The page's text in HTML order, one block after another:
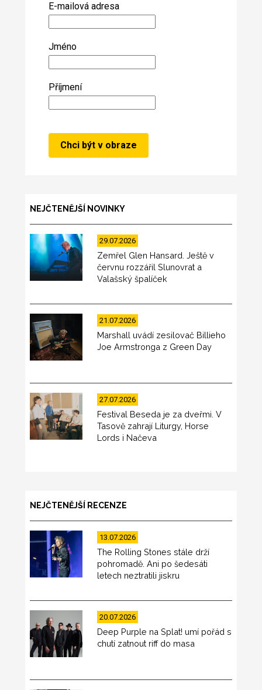
E-mailová adresa
Jméno
Příjmení
NEJČTENĚJŠÍ NOVINKY
29.07.2026
Zemřel Glen Hansard. Ještě v
červnu rozzářil Slunovrat a
Valašský špalíček
21.07.2026
Marshall uvádí zesilovač Billieho
Joe Armstronga z Green Day
27.07.2026
Festival Beseda je za dveřmi. V
Tasově zahrají Liturgy, Horse
Lords i Načeva
NEJČTENĚJŠÍ RECENZE
13.07.2026
The Rolling Stones stále drží
pohromadě. Ani po šedesáti
letech neztratili jiskru
20.07.2026
Deep Purple na Splat! umí pořád s
chutí zatnout riff do masa